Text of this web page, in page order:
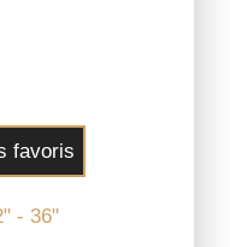
favoris
- 36"